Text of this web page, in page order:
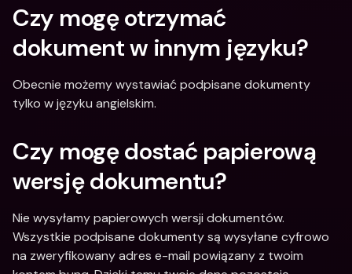
Czy mogę otrzymać
dokument w innym języku?
Obecnie możemy wystawiać podpisane dokumenty
tylko w języku angielskim.
Czy mogę dostać papierową
wersję dokumentu?
Nie wysyłamy papierowych wersji dokumentów.
Wszystkie podpisane dokumenty są wysyłane cyfrowo
na zweryfikowany adres e-mail powiązany z twoim